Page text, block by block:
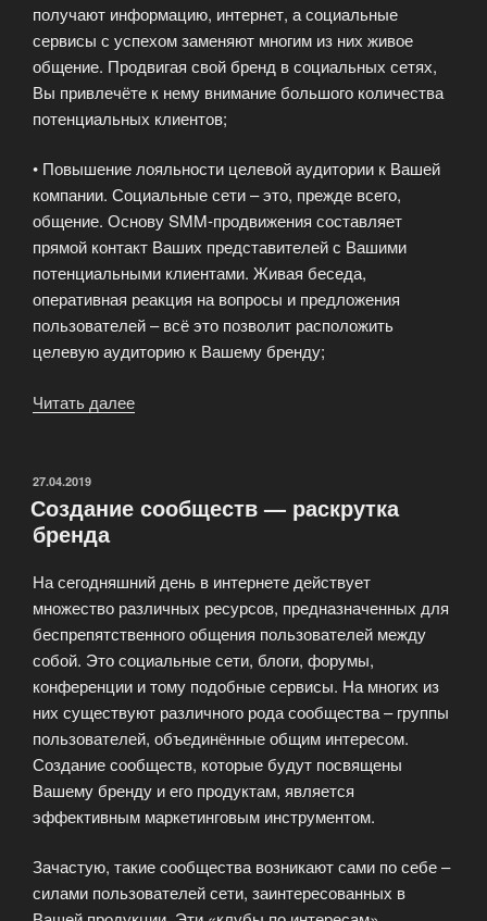
получают информацию, интернет, а социальные
сервисы с успехом заменяют многим из них живое
общение. Продвигая свой бренд в социальных сетях,
Вы привлечёте к нему внимание большого количества
потенциальных клиентов;
• Повышение лояльности целевой аудитории к Вашей
компании. Социальные сети – это, прежде всего,
общение. Основу SMM-продвижения составляет
прямой контакт Ваших представителей с Вашими
потенциальными клиентами. Живая беседа,
оперативная реакция на вопросы и предложения
пользователей – всё это позволит расположить
целевую аудиторию к Вашему бренду;
Читать далее
(SMM)»
ОПУБЛИКОВАНО
27.04.2019
Создание сообществ — раскрутка
бренда
На сегодняшний день в интернете действует
множество различных ресурсов, предназначенных для
беспрепятственного общения пользователей между
собой. Это социальные сети, блоги, форумы,
конференции и тому подобные сервисы. На многих из
них существуют различного рода сообщества – группы
пользователей, объединённые общим интересом.
Создание сообществ, которые будут посвящены
Вашему бренду и его продуктам, является
эффективным маркетинговым инструментом.
Зачастую, такие сообщества возникают сами по себе –
силами пользователей сети, заинтересованных в